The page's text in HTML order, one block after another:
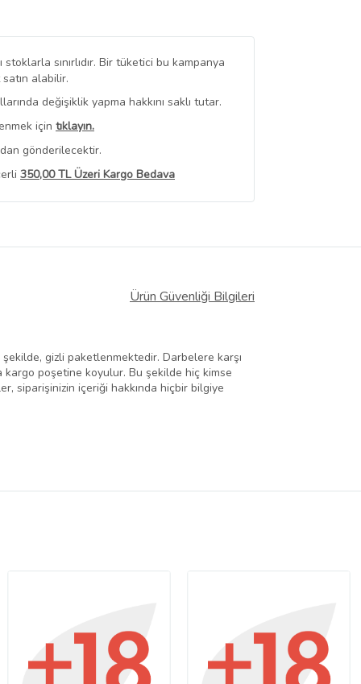
stoklarla sınırlıdır. Bir tüketici bu kampanya
alabilir.
değişiklik yapma hakkını saklı tutar.
için tıklayın.
gönderilecektir.
350,00 TL Üzeri Kargo Bedava
Ürün Güvenliği Bilgileri
gizli paketlenmektedir. Darbelere karşı
kargo poşetine koyulur. Bu şekilde hiç kimse
siparişinizin içeriği hakkında hiçbir bilgiye